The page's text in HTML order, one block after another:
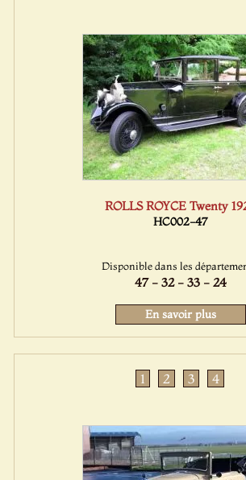
ROLLS ROYCE Twenty
HC002-47
Disponible dans les
47 - 32 - 33 - 24
En savoir plus
1 2 3 4